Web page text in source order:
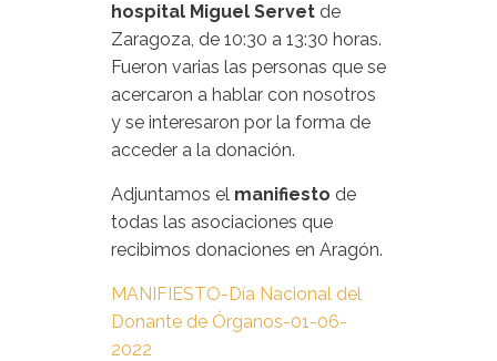
hospital Miguel Servet de
Zaragoza, de 10:30 a 13:30 horas.
Fueron varias las personas que se
acercaron a hablar con nosotros
y se interesaron por la forma de
acceder a la donación.
Adjuntamos el manifiesto de
todas las asociaciones que
recibimos donaciones en Aragón.
MANIFIESTO-Día Nacional del
Donante de Órganos-01-06-
2022